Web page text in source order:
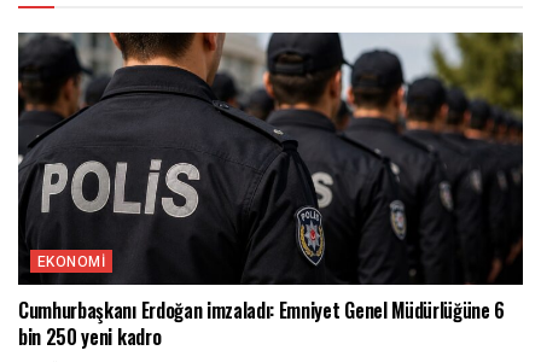
EKONOMI
Cumhurbaşkanı Erdoğan imzaladı: Emniyet Genel Müdürlüğüne 6
bin 250 yeni kadro